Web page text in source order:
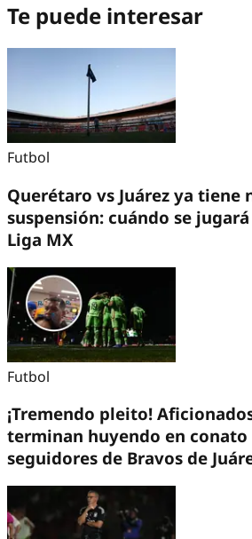
Te puede interesar
Futbol
Querétaro vs Juárez ya tiene
suspensión: cuándo se
Liga MX
Futbol
¡Tremendo pleito!
terminan huyendo en conato
seguidores de Bravos de